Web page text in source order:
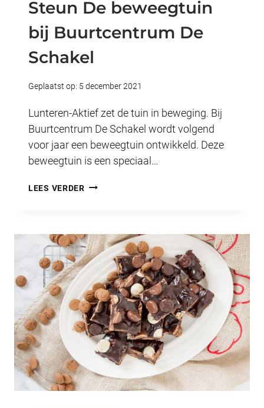
Steun De beweegtuin
bij Buurtcentrum De
Schakel
Geplaatst op: 5 december 2021
Lunteren-Aktief zet de tuin in beweging. Bij
Buurtcentrum De Schakel wordt volgend
voor jaar een beweegtuin ontwikkeld. Deze
beweegtuin is een speciaal…
LEES VERDERSTEUN
BIJ
BUURTCENTRUM
DE
SCHAKEL